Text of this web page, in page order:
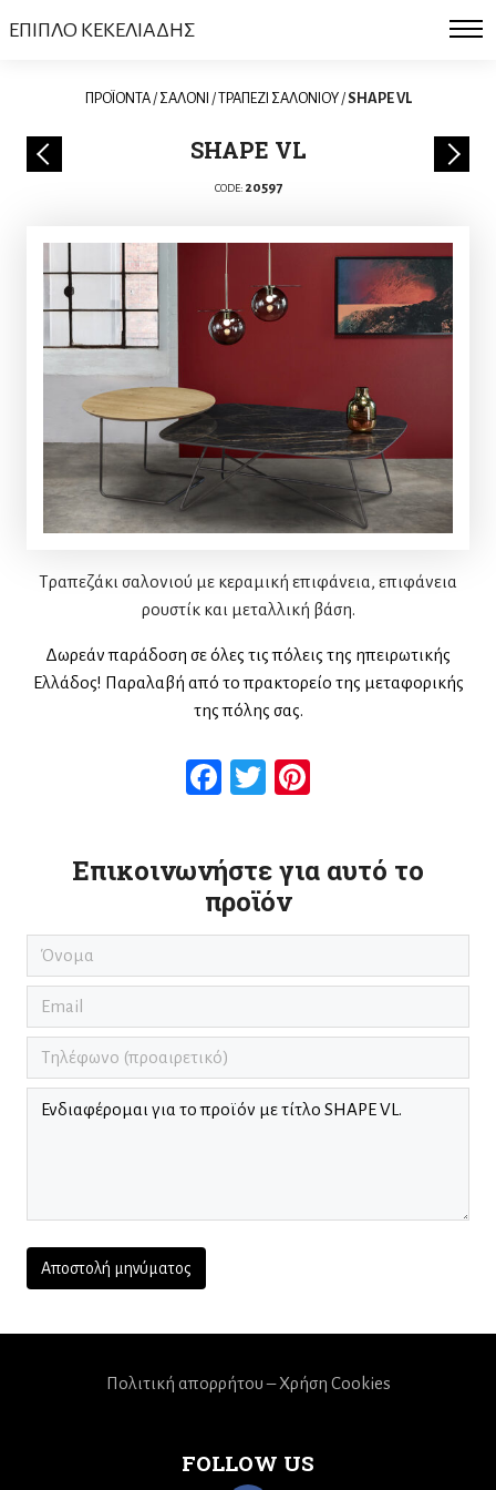
ΕΠΙΠΛΟ ΚΕΚΕΛΙΑΔΗΣ
ΠΡΟΪΟΝΤΑ/ ΣΑΛΟΝΙ /ΤΡΑΠΕΖΙ ΣΑΛΟΝΙΟΥ/SHAPE VL
SHAPE VL
CODE: 20597
Τραπεζάκι σαλονιού με κεραμική επιφάνεια, επιφάνεια
ρουστίκ και μεταλλική βάση.
Δωρεάν παράδοση σε όλες τις πόλεις της ηπειρωτικής
Ελλάδος! Παραλαβή από το πρακτορείο της μεταφορικής
της πόλης σας.
Facebook
Twitter
Επικοινωνήστε για αυτό το
προϊόν
FOLLOW US
Πολιτική απορρήτου – Χρήση Cookies